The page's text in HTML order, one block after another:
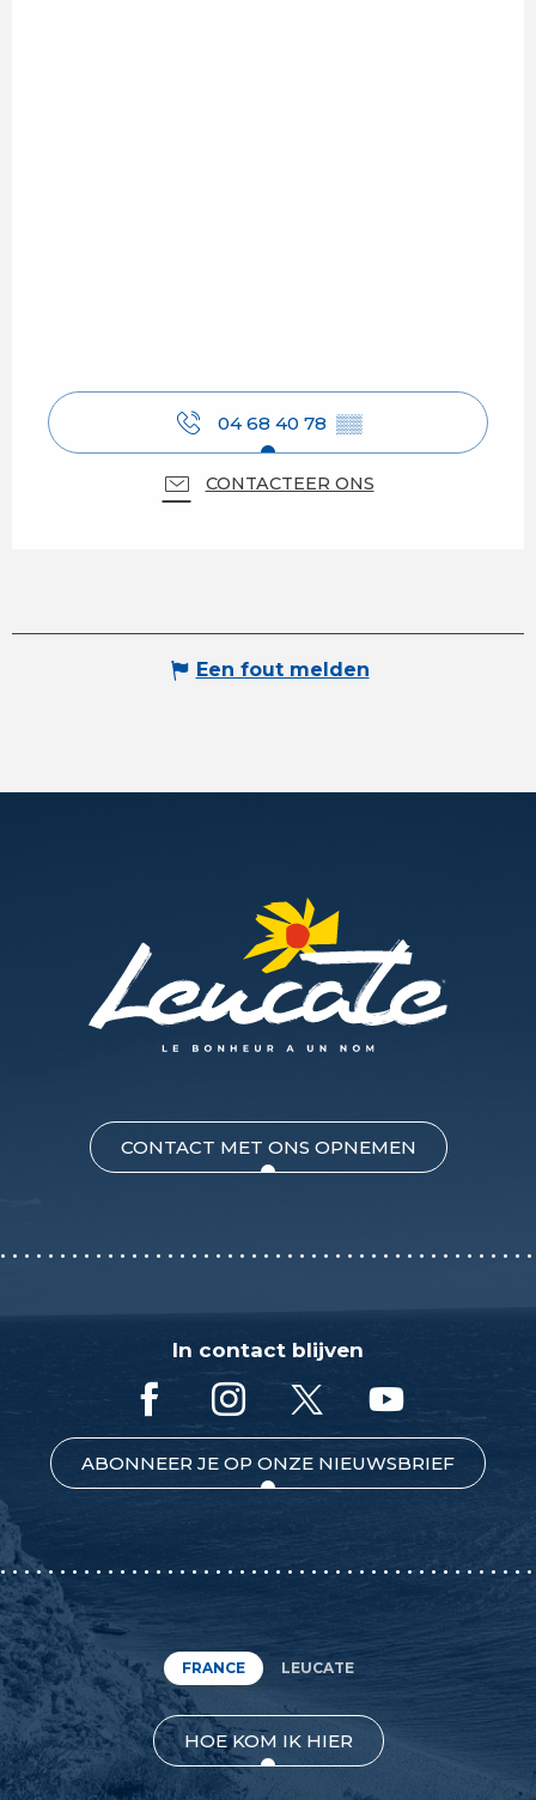
04 68 40 78 ▒▒
CONTACTEER ONS
Een fout melden
CONTACT MET ONS OPNEMEN
In contact blijven
ABONNEER JE OP ONZE NIEUWSBRIEF
FRANCE LEUCATE
HOE KOM IK HIER